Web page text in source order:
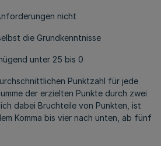
nicht
die Grundkenntnisse
unter 25 bis 0
Punktzahl für jede
der erzielten Punkte durch zwei
dabei Bruchteile von Punkten, ist
Komma bis vier nach unten, ab fünf